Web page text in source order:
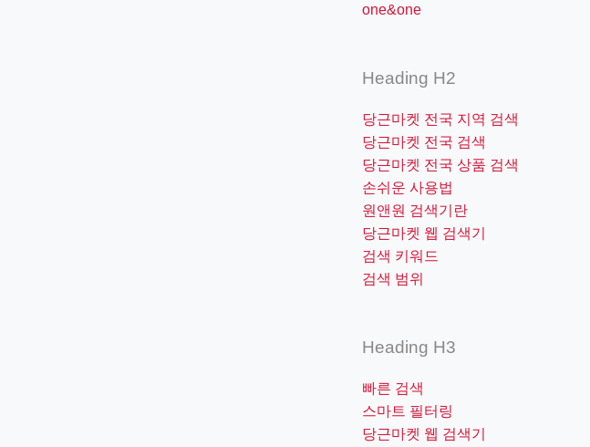
one&one
Heading H2
당근마켓 전국 지역 검색
당근마켓 전국 검색
당근마켓 전국 상품 검색
손쉬운 사용법
원앤원 검색기란
당근마켓 웹 검색기
검색 키워드
검색 범위
Heading H3
빠른 검색
스마트 필터링
당근마켓 웹 검색기